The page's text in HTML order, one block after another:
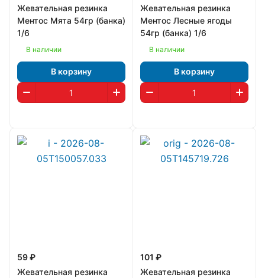
Жевательная резинка
Ментос Мята 54гр (банка)
1/6
В наличии
В корзину
Жевательная резинка
Ментос Лесные ягоды
54гр (банка) 1/6
В наличии
В корзину
59 ₽
Жевательная резинка
101 ₽
Жевательная резинка